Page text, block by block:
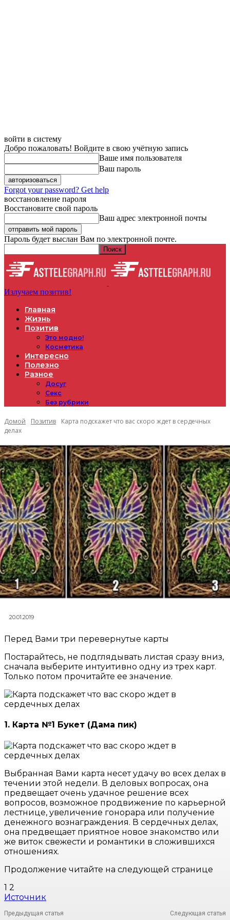
войти в систему
Добро пожаловать! Войдите в свою учётную запись
Ваше имя пользователя
Ваш пароль
Forgot your password? Get help
восстановление пароля
Восстановите свой пароль
Ваш адрес электронной почты
Пароль будет выслан Вам по электронной почте.
Излучаем позитив!
Главная
Жизнь
Позитив
Это модно!
Косметика
Интересно
Полезно
Разное
Досуг
Секс
Без рубрики
Домой Позитив
Карта подскажет что вас скоро ждет в сердечных
делах
20.01.2019
Перед Вами три перевернутые карты
Постарайтесь, не подглядывать листая сразу вниз,
сначала выберите интуитивно одну из трех карт.
Только потом прочитайте ее значение.
1. Карта №1 Букет (Дама пик)
Выбранная Вами карта несет удачу во всех делах в
течении этой недели. В деловых вопросах, она
предвещает очень удачное решение всех
вопросов, возможное продвижение по карьерной
лестнице, увеличение гонорара или получение
денежного вознаграждения. В сердечных делах,
она предвещает приятное новое знакомство или
же виток свежести и романтики в сложившихся
отношениях.
Продолжение читайте на следующей странице
1 2
Источник
Предыдущая статья Следующая статья